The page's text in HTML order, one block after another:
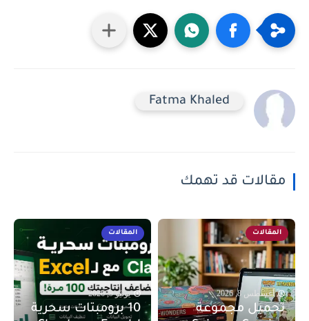
Fatma Khaled
مقالات قد تهمك
المقالات
أغسطس 8, 2026
تحميل مجموعة
المقالات
يونيو 9, 2026
10 برومبتات سحرية